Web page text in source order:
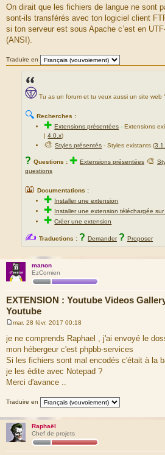
e
s
s
a
g
e
On dirait que les fichiers de langue ne sont
sont-ils transférés avec ton logiciel client
si ton serveur est sous Apache c’est en
(ANSI).
Traduire en
Tu as un forum et tu veux aussi un site web
🔍 Recherches :
✚Extensions présentées -Extensions
|4.0.x)
🎨Styles présentés - Styles existants (
? Questions : ✚ Extensions présentées 🎨
questions
📖 Documentations :
✚ Installer une extension
✚ Installer une extension téléchargée sur
✚Créer une extension
✍ Traductions : ? Demander ? Proposer
manon
EzComien
EXTENSION : Youtube Videos
Youtube
s
s
a
g
mar. 28 févr. 2017 00:18
je ne comprends Raphael , j'ai envoyé le
mon hébergeur c'est phpbb-services
Si les fichiers sont mal encodés c'était à la
je les édite avec Notepad ?
Merci d'avance ..
Traduire en
Raphaël
Chef de projets